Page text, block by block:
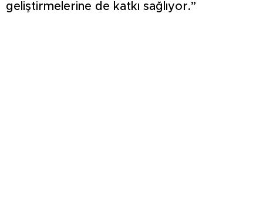
geliştirmelerine de katkı sağlıyor.”